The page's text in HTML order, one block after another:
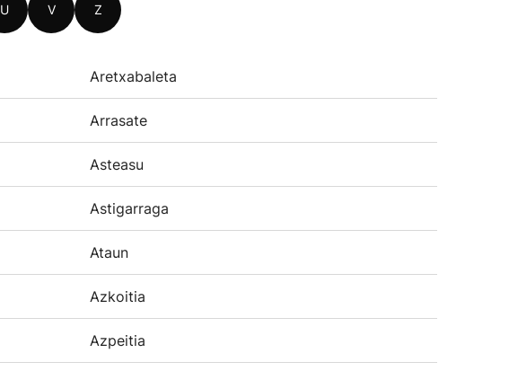
U V Z
Aretxabaleta
Arrasate
Asteasu
Astigarraga
Ataun
Azkoitia
Azpeitia